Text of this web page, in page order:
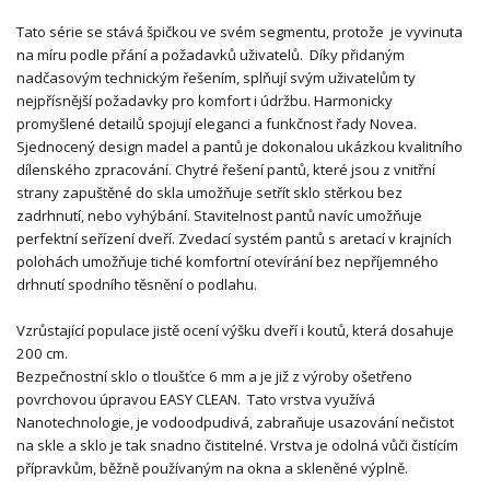
Tato série se stává špičkou ve svém segmentu, protože je vyvinuta
na míru podle přání a požadavků uživatelů. Díky přidaným
nadčasovým technickým řešením, splňují svým uživatelům ty
nejpřísnější požadavky pro komfort i údržbu. Harmonicky
promyšlené detailů spojují eleganci a funkčnost řady Novea.
Sjednocený design madel a pantů je dokonalou ukázkou kvalitního
dílenského zpracování. Chytré řešení pantů, které jsou z vnitřní
strany zapuštěné do skla umožňuje setřít sklo stěrkou bez
zadrhnutí, nebo vyhýbání. Stavitelnost pantů navíc umožňuje
perfektní seřízení dveří. Zvedací systém pantů s aretací v krajních
polohách umožňuje tiché komfortní otevírání bez nepříjemného
drhnutí spodního těsnění o podlahu.
Vzrůstající populace jistě ocení výšku dveří i koutů, která dosahuje
200 cm.
Bezpečnostní sklo o tloušťce 6 mm a je již z výroby ošetřeno
povrchovou úpravou EASY CLEAN. Tato vrstva využívá
Nanotechnologie, je vodoodpudivá, zabraňuje usazování nečistot
na skle a sklo je tak snadno čistitelné. Vrstva je odolná vůči čistícím
přípravkům, běžně používaným na okna a skleněné výplně.